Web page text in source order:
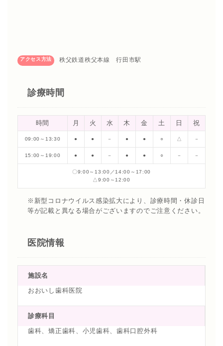
アクセス方法 秩父鉄道秩父本線 行田市駅
診療時間
時間 月 火 水 木 金 土 日 祝
09:00～13:30 ● ● － ● ● ○ △ －
15:00～19:00 ● ● － ● ● ○ － －
〇9:00～13:00／14:00～17:00
△9:00～12:00
※新型コロナウイルス感染拡大により、診療時間・休診日
等が記載と異なる場合がございますのでご注意ください。
医院情報
施設名
おおいし歯科医院
診療科目
歯科、矯正歯科、小児歯科、歯科口腔外科